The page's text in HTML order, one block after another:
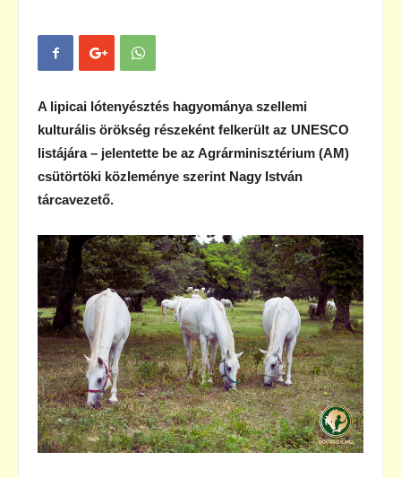
A lipicai lótenyésztés hagyománya szellemi
kulturális örökség részeként felkerült az UNESCO
listájára – jelentette be az Agrárminisztérium (AM)
csütörtöki közleménye szerint Nagy István
tárcavezető.